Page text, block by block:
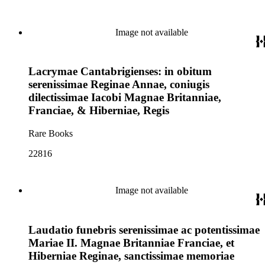
Image not available
Lacrymae Cantabrigienses: in obitum
serenissimae Reginae Annae, coniugis
dilectissimae Iacobi Magnae Britanniae,
Franciae, & Hiberniae, Regis
Rare Books
22816
Image not available
Laudatio funebris serenissimae ac potentissimae
Mariae II. Magnae Britanniae Franciae, et
Hiberniae Reginae, sanctissimae memoriae